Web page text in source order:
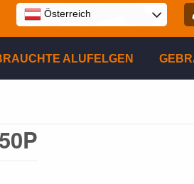
Österreich
ALUFELGEN